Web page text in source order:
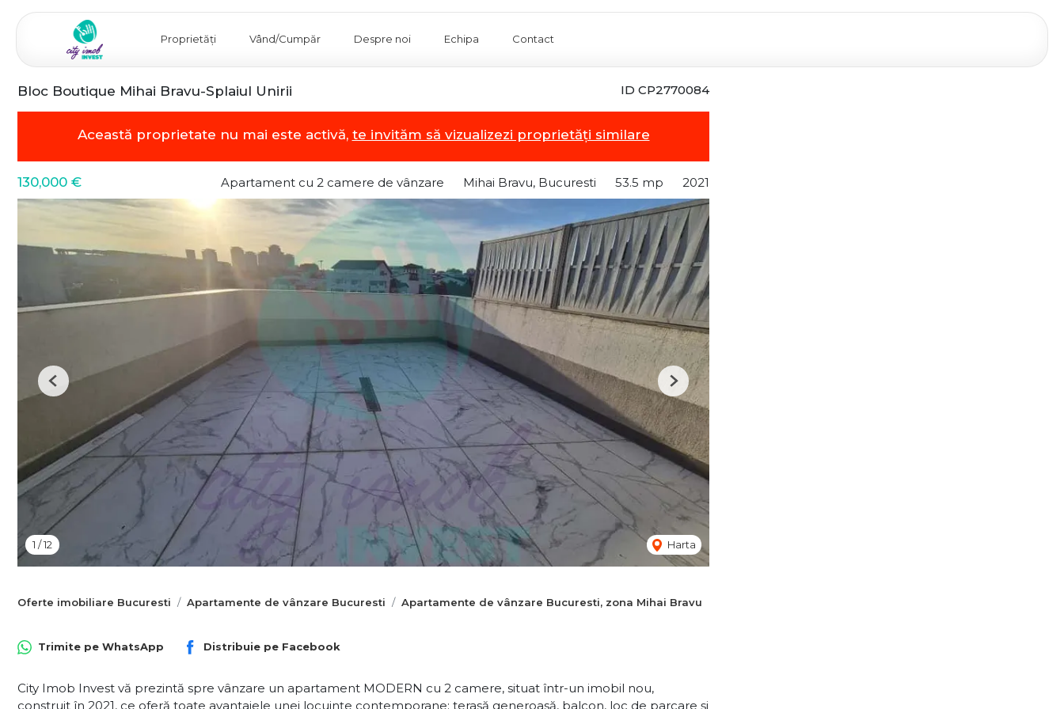
Proprietăți Vând/Cumpăr Despre noi Echipa Contact
ID CP2770084
Bloc Boutique Mihai Bravu-Splaiul Unirii
Această proprietate nu mai este activă, te invităm să vizualizezi proprietăți similare
130,000 € Apartament cu 2 camere de vânzare Mihai Bravu, Bucuresti 53.5 mp 2021
1 /12 Harta
Previous Next
Oferte imobiliare Bucuresti Apartamente de vânzare Bucuresti Apartamente de vânzare Bucuresti, zona Mihai Bravu
Trimite pe WhatsApp Distribuie pe Facebook
City Imob Invest vă prezintă spre vânzare un apartament MODERN cu 2 camere, situat într-un imobil nou,
construit în 2021, ce oferă toate avantajele unei locuințe contemporane: terasă generoasă, balcon, loc de parcare și